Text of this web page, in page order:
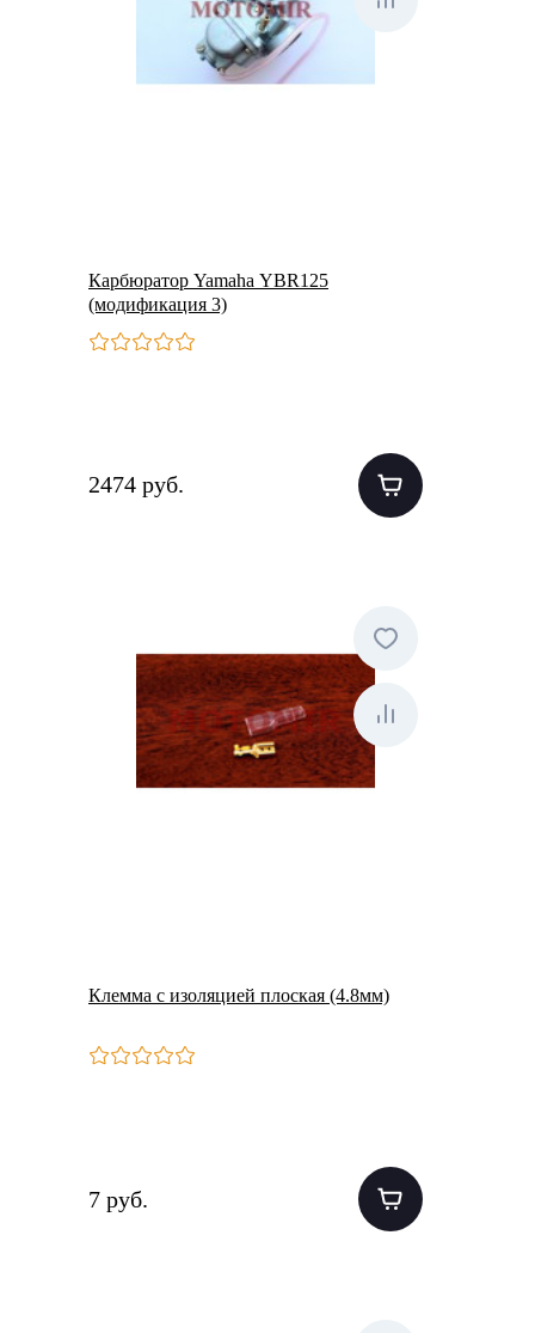
Карбюратор Yamaha YBR125
(модификация 3)
2474 руб.
Клемма с изоляцией плоская (4.8мм)
7 руб.